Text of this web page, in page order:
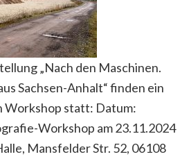
„Nach den Maschinen.
Sachsen-Anhalt“ finden ein
Workshop statt: Datum:
Workshop am 23.11.2024
Mansfelder Str. 52, 06108